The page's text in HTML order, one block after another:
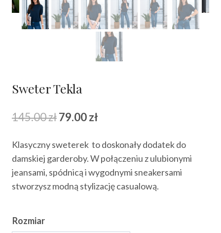
Sweter Tekla
145.00złPierwotna
wynosiła:
145.00 zł.
79.00zł
wynosi:
79.00 zł.
Klasyczny sweterek to doskonały dodatek do
damskiej garderoby. W połączeniu z ulubionymi
jeansami, spódnicą i wygodnymi sneakersami
stworzysz modną stylizację casualową.
Rozmiar